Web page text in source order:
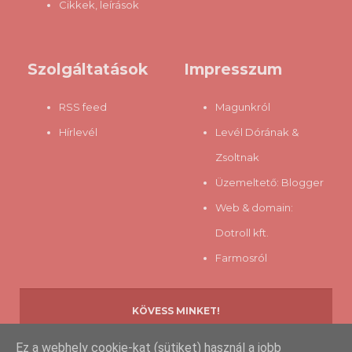
Cikkek, leírások
Szolgáltatások
RSS feed
Hírlevél
Impresszum
Magunkról
Levél Dórának &
Zsoltnak
Üzemeltető: Blogger
Web & domain:
Dotroll kft.
Farmosról
KÖVESS MINKET!
Ez a webhely cookie-kat (sütiket) használ a jobb